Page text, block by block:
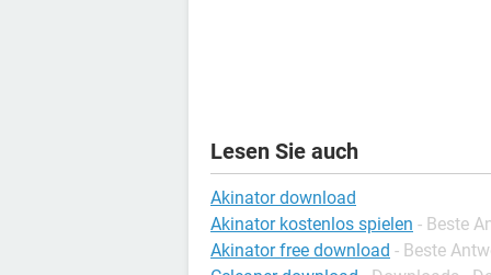
Lesen Sie auch
Akinator download
Akinator kostenlos spielen - Beste
Akinator free download - Beste